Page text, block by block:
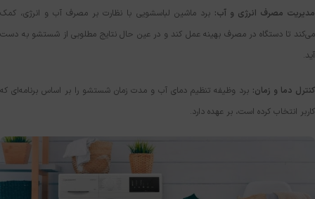
مدیریت مصرف انرژی و آب: برد ماشین لباسشویی با نظارت بر مصرف آب و انرژی، کمک
می‌کند تا دستگاه در مصرف بهینه عمل کند و در عین حال نتایج مطلوبی از شستشو به دست
آید.
کنترل دما و زمان: برد وظیفه تنظیم دمای آب و مدت زمان شستشو را بر اساس برنامه‌ای که
کاربر انتخاب کرده است، بر عهده دارد.